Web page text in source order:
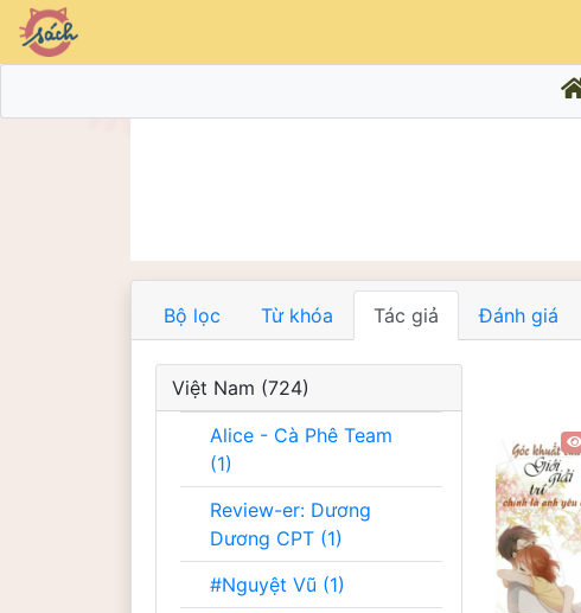
Bộ lọc Từ khóa Tác giả Đánh giá
Việt Nam (724)
Alice - Cà Phê Team
(1)
Review-er: Dương
Dương CPT (1)
#Nguyệt Vũ (1)